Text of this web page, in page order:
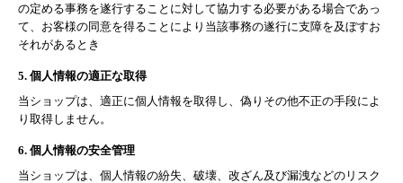
の定める事務を遂行することに対して協力する必要がある場合であっ
て、お客様の同意を得ることにより当該事務の遂行に支障を及ぼすお
それがあるとき
5. 個人情報の適正な取得
当ショップは、適正に個人情報を取得し、偽りその他不正の手段によ
り取得しません。
6. 個人情報の安全管理
当ショップは、個人情報の紛失、破壊、改ざん及び漏洩などのリスク